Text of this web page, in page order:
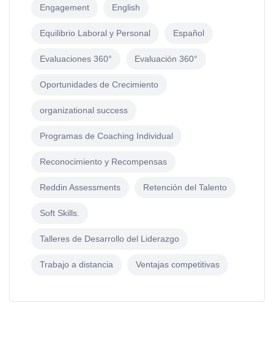
Engagement English
Equilibrio Laboral y Personal Español
Evaluaciones 360° Evaluación 360°
Oportunidades de Crecimiento
organizational success
Programas de Coaching Individual
Reconocimiento y Recompensas
Reddin Assessments Retención del Talento
Soft Skills.
Talleres de Desarrollo del Liderazgo
Trabajo a distancia Ventajas competitivas